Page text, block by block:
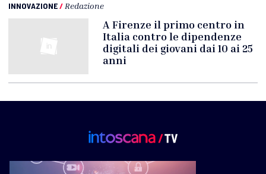
INNOVAZIONE/ Redazione
A Firenze il primo centro in
Italia contro le dipendenze
digitali dei giovani dai 10 ai 25
anni